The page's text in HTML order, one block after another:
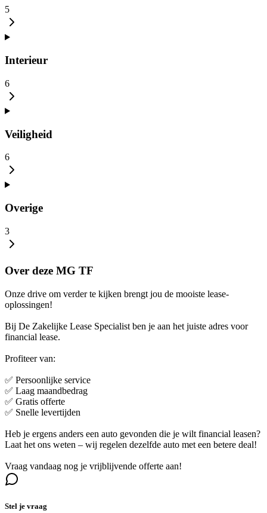
5
Interieur
6
Veiligheid
6
Overige
3
Over deze MG TF
Onze drive om verder te kijken brengt jou de mooiste lease-
oplossingen!
Bij De Zakelijke Lease Specialist ben je aan het juiste adres voor
financial lease.
Profiteer van:
✅ Persoonlijke service
✅ Laag maandbedrag
✅ Gratis offerte
✅ Snelle levertijden
Heb je ergens anders een auto gevonden die je wilt financial leasen?
Laat het ons weten – wij regelen dezelfde auto met een betere deal!
Vraag vandaag nog je vrijblijvende offerte aan!
Stel je vraag